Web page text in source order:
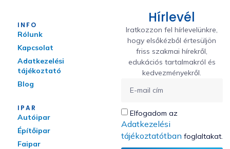
INFO
Rólunk
Kapcsolat
Adatkezelési
tájékoztató
Blog
IPAR
Autóipar
Építőipar
Faipar
Hírlevél
Iratkozzon fel hírlevelünkre,
hogy elsőkézből értesüljön
friss szakmai hírekről,
edukációs tartalmakról és
kedvezményekről.
Elfogadom az
Adatkezelési
tájékoztatótban foglaltakat.